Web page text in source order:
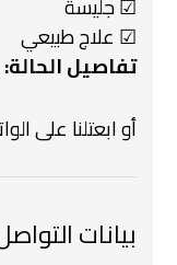
☑ علاج طبيعي
تفاصيل الحالة:
أو ابعتلنا على
بيانات